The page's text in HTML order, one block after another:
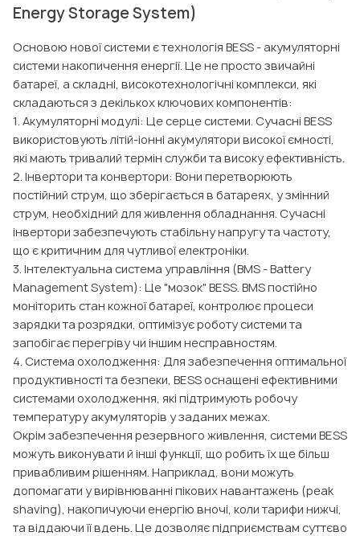
Energy Storage System)
Основою нової системи є технологія BESS - акумуляторні
системи накопичення енергії. Це не просто звичайні
батареї, а складні, високотехнологічні комплекси, які
складаються з декількох ключових компонентів:
1. Акумуляторні модулі: Це серце системи. Сучасні BESS
використовують літій-іонні акумулятори високої ємності,
які мають тривалий термін служби та високу ефективність.
2. Інвертори та конвертори: Вони перетворюють
постійний струм, що зберігається в батареях, у змінний
струм, необхідний для живлення обладнання. Сучасні
інвертори забезпечують стабільну напругу та частоту,
що є критичним для чутливої електроніки.
3. Інтелектуальна система управління (BMS - Battery
Management System): Це "мозок" BESS. BMS постійно
моніторить стан кожної батареї, контролює процеси
зарядки та розрядки, оптимізує роботу системи та
запобігає перегріву чи іншим несправностям.
4. Система охолодження: Для забезпечення оптимальної
продуктивності та безпеки, BESS оснащені ефективними
системами охолодження, які підтримують робочу
температуру акумуляторів у заданих межах.
Окрім забезпечення резервного живлення, системи BESS
можуть виконувати й інші функції, що робить їх ще більш
привабливим рішенням. Наприклад, вони можуть
допомагати у вирівнюванні пікових навантажень (peak
shaving), накопичуючи енергію вночі, коли тарифи нижчі,
та віддаючи її вдень. Це дозволяє підприємствам суттєво